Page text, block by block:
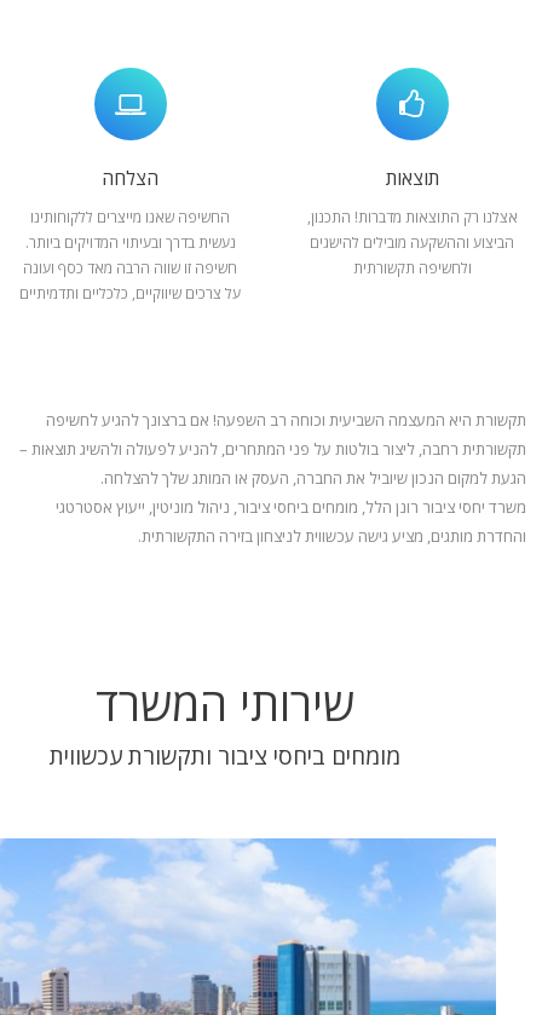
תוצאות
אצלנו רק התוצאות מדברות! התכנון,
הביצוע וההשקעה מובילים להישגים
ולחשיפה תקשורתית
הצלחה
החשיפה שאנו מייצרים ללקוחותינו
נעשית בדרך ובעיתוי המדויקים ביותר.
חשיפה זו שווה הרבה מאד כסף ועונה
על צרכים שיווקיים, כלכליים ותדמיתיים
תקשורת היא המעצמה השביעית וכוחה רב השפעה! אם ברצונך להגיע לחשיפה
תקשורתית רחבה, ליצור בולטות על פני המתחרים, להניעלפעולה ולהשיג תוצאות –
הגעת למקום הנכון שיוביל את החברה, העסק או המותג שלך להצלחה.
משרד יחסי ציבור רונן הלל, מומחים ביחסי ציבור, ניהול מוניטין, ייעוץ אסטרטגי
והחדרת מותגים, מציע גישה עכשווית לניצחון בזירה התקשורתית.
שירותי המשרד
מומחים ביחסי ציבור ותקשורת עכשווית